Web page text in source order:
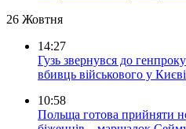
26 Жовтня
14:27
Гузь звернувся до
вбивць військового у Києві
10:58
Польща готова прийняти